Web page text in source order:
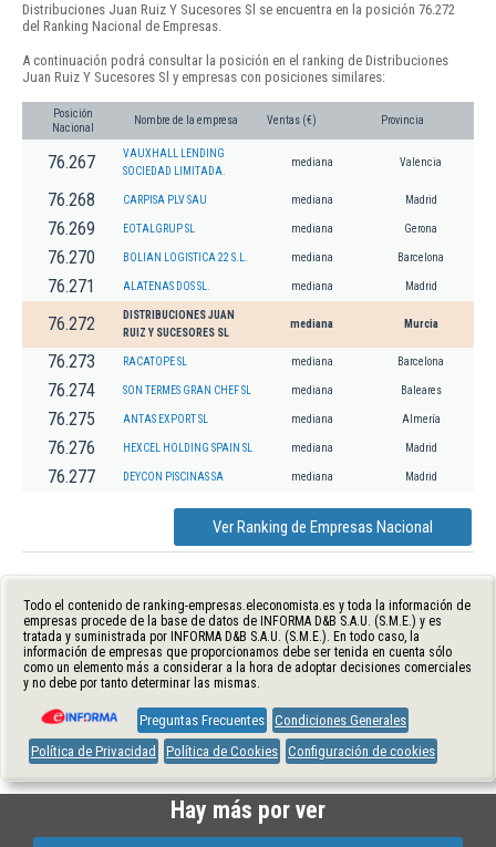
Distribuciones Juan Ruiz Y Sucesores Sl se encuentra en la posición 76.272
del Ranking Nacional de Empresas.
A continuación podrá consultar la posición en el ranking de Distribuciones
Juan Ruiz Y Sucesores Sl y empresas con posiciones similares:
Posición
Nacional
Nombre de la empresa Ventas (€) Provincia
76.267
VAUXHALL LENDING
SOCIEDAD LIMITADA.
mediana Valencia
76.268 CARPISA PLV SAU mediana Madrid
76.269 EOTALGRUP SL mediana Gerona
76.270 BOLIAN LOGISTICA 22 S.L. mediana Barcelona
76.271 ALATENAS DOS SL. mediana Madrid
76.272
DISTRIBUCIONES JUAN
RUIZ Y SUCESORES SL
mediana Murcia
76.273 RACATOPE SL mediana Barcelona
76.274 SON TERMES GRAN CHEF SL mediana Baleares
76.275 ANTAS EXPORT SL mediana Almería
76.276 HEXCEL HOLDING SPAIN SL mediana Madrid
76.277 DEYCON PISCINAS SA mediana Madrid
Ver Ranking de Empresas Nacional
Todo el contenido de ranking-empresas.eleconomista.es y toda la información de
empresas procede de la base de datos de INFORMA D&B S.A.U. (S.M.E.) y es
tratada y suministrada por INFORMA D&B S.A.U. (S.M.E.). En todo caso, la
información de empresas que proporcionamos debe ser tenida en cuenta sólo
como un elemento más a considerar a la hora de adoptar decisiones comerciales
y no debe por tanto determinar las mismas.
Preguntas Frecuentes Condiciones Generales
Política de Privacidad
Política de Cookies Configuración de cookies
Hay más por ver